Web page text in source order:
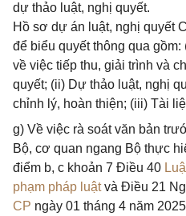
dự thảo luật, nghị quyết.
Hồ sơ dự án luật, nghị quyết
để biểu quyết thông qua
về việc tiếp thu, giải trình và
quyết; (ii) Dự thảo luật, nghị
chỉnh lý, hoàn thiện; (iii) Tài
g) Về việc rà soát văn bản
Bộ, cơ quan ngang Bộ thực
điểm b, c khoản 7 Điều 40
phạm pháp luậtvà Điều 21
CP ngày 01 tháng 4 năm